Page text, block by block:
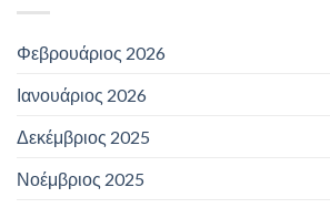
Φεβρουάριος 2026
Ιανουάριος 2026
Δεκέμβριος 2025
Νοέμβριος 2025